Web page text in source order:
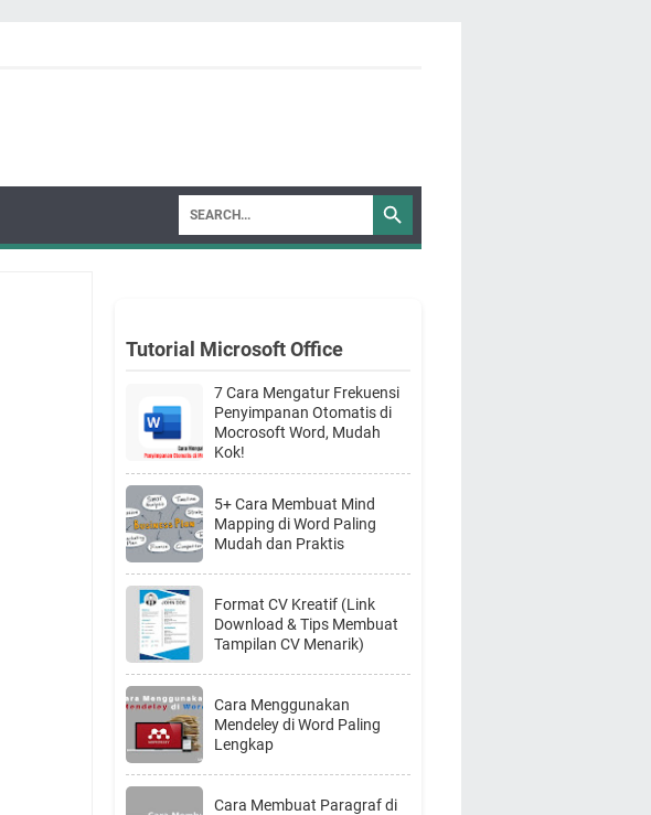
Tutorial Microsoft Office
7 Cara Mengatur Frekuensi
Penyimpanan Otomatis di
Mocrosoft Word, Mudah
Kok!
5+ Cara Membuat Mind
Mapping di Word Paling
Mudah dan Praktis
Format CV Kreatif (Link
Download & Tips Membuat
Tampilan CV Menarik)
Cara Menggunakan
Mendeley di Word Paling
Lengkap
Cara Membuat Paragraf di